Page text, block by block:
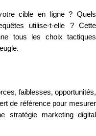
cible en ligne ? Quels
utilise-t-elle ? Cette
tous les choix tactiques
faiblesses, opportunités,
de référence pour mesurer
stratégie marketing digital